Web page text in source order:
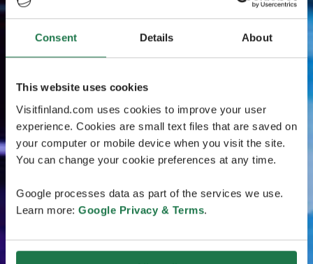
Consent Details About
This website uses cookies
Visitfinland.com uses cookies to improve your user
experience. Cookies are small text files that are saved on
your computer or mobile device when you visit the site.
You can change your cookie preferences at any time.
Google processes data as part of the services we use.
Learn more: Google Privacy & Terms.